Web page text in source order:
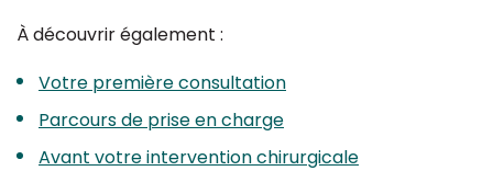
À découvrir également :
Votre première consultation
Parcours de prise en charge
Avant votre intervention chirurgicale